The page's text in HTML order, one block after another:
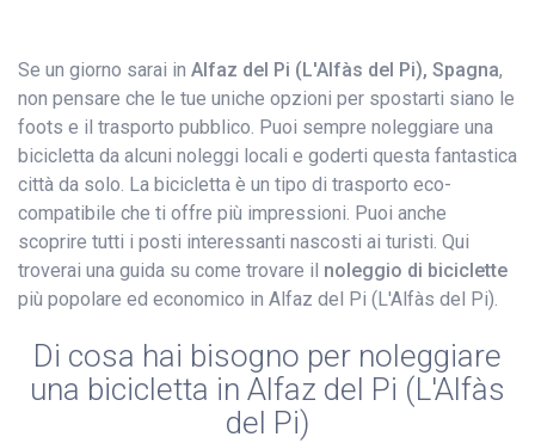
Se un giorno sarai in Alfaz del Pi (L'Alfàs del Pi), Spagna,
non pensare che le tue uniche opzioni per spostarti siano le
foots e il trasporto pubblico. Puoi sempre noleggiare una
bicicletta da alcuni noleggi locali e goderti questa fantastica
città da solo. La bicicletta è un tipo di trasporto eco-
compatibile che ti offre più impressioni. Puoi anche
scoprire tutti i posti interessanti nascosti ai turisti. Qui
troverai una guida su come trovare il noleggio di biciclette
più popolare ed economico in Alfaz del Pi (L'Alfàs del Pi).
Di cosa hai bisogno per noleggiare
una bicicletta in Alfaz del Pi (L'Alfàs
del Pi)